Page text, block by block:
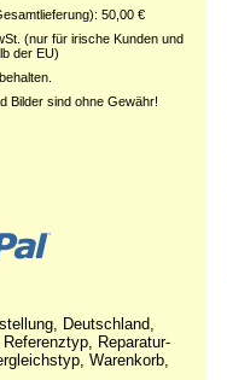
50,00 €
(nur für irische Kunden und
der EU)
Bilder sind ohne Gewähr!
Deutschland,
Reparatur-
Warenkorb,